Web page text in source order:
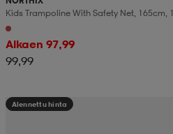
Kids Trampoline With Safety Net, 165cm,
Alkaen 97,99
99,99
Alennettu hinta